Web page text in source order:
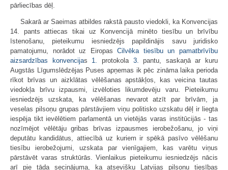
pārliecības dēļ.
Sakarā ar Saeimas atbildes rakstā pausto viedokli, ka Konvencijas
14. pants attiecas tikai uz Konvencijā minēto tiesību un brīvību
īstenošanu, pieteikumu iesniedzējs papildinājis savu juridisko
pamatojumu, norādot uz EiropasCilvēka tiesību un pamatbrīvību
aizsardzības konvencijas 1. protokola 3. pantu, saskaņā ar kuru
Augstās Līgumslēdzējas Puses apņemas ik pēc zināma laika perioda
rīkot brīvas un aizklātas vēlēšanas apstākļos, kas veicina tautas
viedokļa brīvu izpausmi, izvēloties likumdevēju varu. Pieteikumu
iesniedzējs uzskata, ka vēlēšanas nevarot atzīt par brīvām, ja
veselas pilsoņu grupas pārstāvjiem viņu politisko uzskatu dēļ ir liegta
iespēja tikt ievēlētiem parlamentā un vietējās varas institūcijās - tas
nozīmējot vēlētāju gribas brīvas izpausmes ierobežošanu, jo viņi
deputātu kandidātus, attiecībā uz kuriem ir spēkā pasīvo vēlēšanu
tiesību ierobežojumi, uzskata par vienīgajiem, kas varētu viņus
pārstāvēt varas struktūrās. Vienlaikus pieteikumu iesniedzējs nācis
arī pie tāda secinājuma, ka atsevišķu Latvijas pilsoņu tiesības